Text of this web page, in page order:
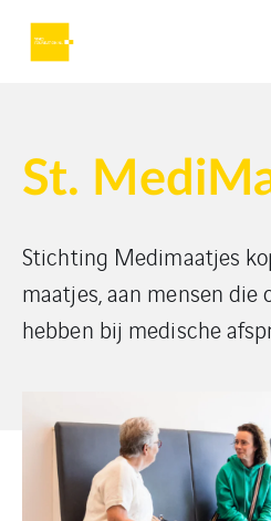
St.
Stichting Medimaatjes
maatjes, aan mensen
hebben bij medische